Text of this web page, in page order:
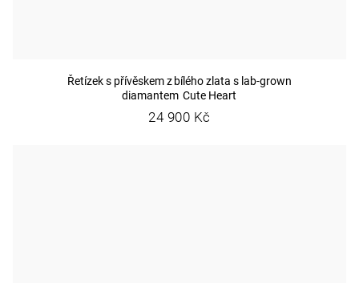
Řetízek s přívěskem z bílého zlata s lab-grown
diamantem Cute Heart
24 900 Kč